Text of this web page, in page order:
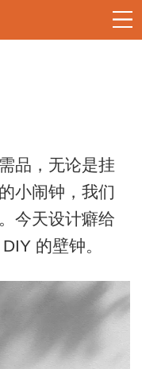
品，无论是挂
小闹钟，我们
今天设计癖给
的壁钟。